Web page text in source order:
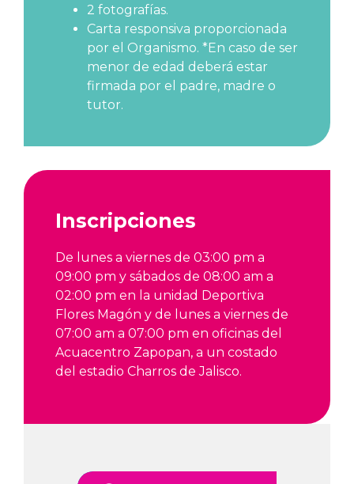
2 fotografías.
Carta responsiva proporcionada
por el Organismo. *En caso de ser
menor de edad deberá estar
firmada por el padre, madre o
tutor.
Inscripciones
De lunes a viernes de 03:00 pm a
09:00 pm y sábados de 08:00 am a
02:00 pm en la unidad Deportiva
Flores Magón y de lunes a viernes de
07:00 am a 07:00 pm en oficinas del
Acuacentro Zapopan, a un costado
del estadio Charros de Jalisco.